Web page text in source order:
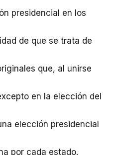
presidencial en los
de que se trata de
que, al unirse
en la elección del
elección presidencial
por cada estado.